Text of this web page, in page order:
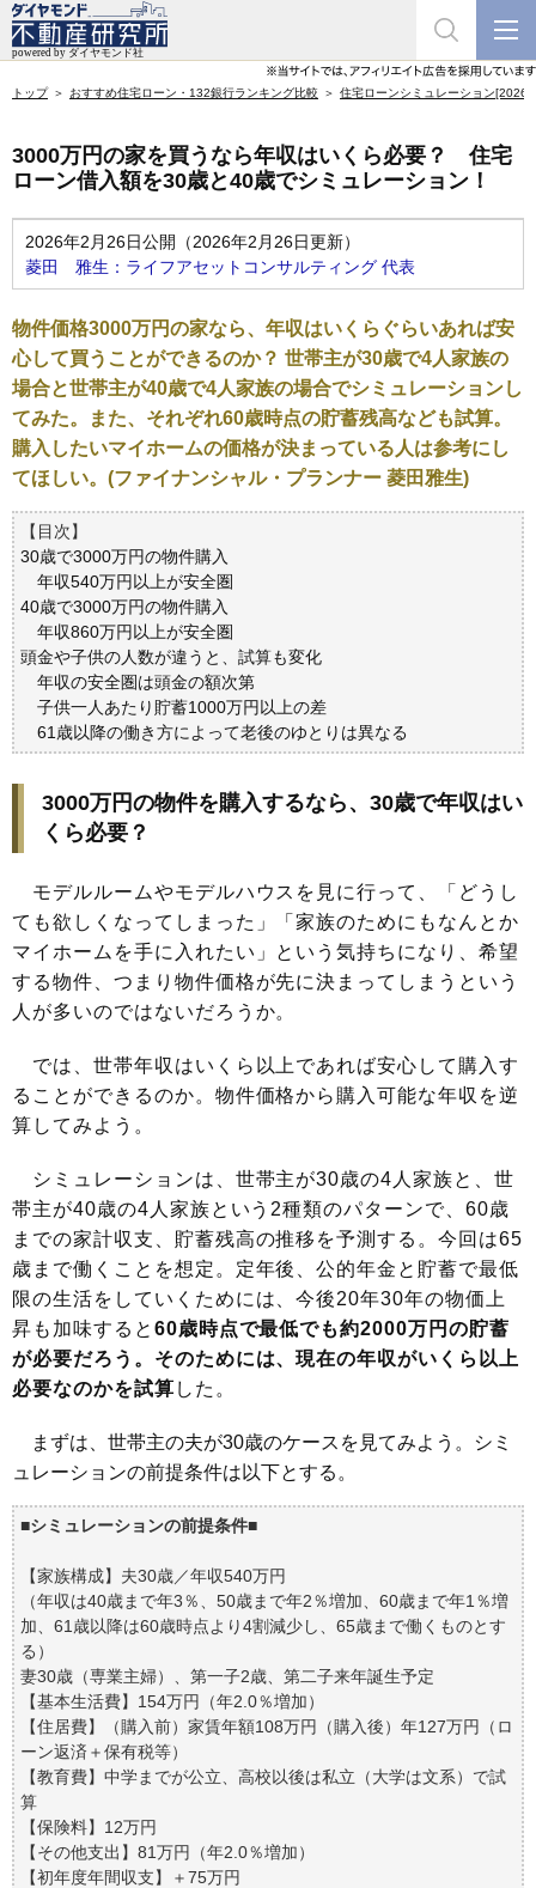
トップ おすすめ住宅ローン・132銀行ランキング比較 住宅ローンシミュレーション[2026
3000万円の家を買うなら年収はいくら必要？ 住宅
ローン借入額を30歳と40歳でシミュレーション！
2026年2月26日公開（2026年2月26日更新）
菱田 雅生：ライフアセットコンサルティング 代表
物件価格3000万円の家なら、年収はいくらぐらいあれば安
心して買うことができるのか？ 世帯主が30歳で4人家族の
場合と世帯主が40歳で4人家族の場合でシミュレーションし
てみた。また、それぞれ60歳時点の貯蓄残高なども試算。
購入したいマイホームの価格が決まっている人は参考にし
てほしい。(ファイナンシャル・プランナー 菱田雅生)
【目次】
30歳で3000万円の物件購入
年収540万円以上が安全圏
40歳で3000万円の物件購入
年収860万円以上が安全圏
頭金や子供の人数が違うと、試算も変化
年収の安全圏は頭金の額次第
子供一人あたり貯蓄1000万円以上の差
61歳以降の働き方によって老後のゆとりは異なる
3000万円の物件を購入するなら、30歳で年収はい
くら必要？
モデルルームやモデルハウスを見に行って、「どうし
ても欲しくなってしまった」「家族のためにもなんとか
マイホームを手に入れたい」という気持ちになり、希望
する物件、つまり物件価格が先に決まってしまうという
人が多いのではないだろうか。
では、世帯年収はいくら以上であれば安心して購入す
ることができるのか。物件価格から購入可能な年収を逆
算してみよう。
シミュレーションは、世帯主が30歳の4人家族と、世
帯主が40歳の4人家族という2種類のパターンで、60歳
までの家計収支、貯蓄残高の推移を予測する。今回は65
歳まで働くことを想定。定年後、公的年金と貯蓄で最低
限の生活をしていくためには、今後20年30年の物価上
昇も加味すると 60歳時点で最低でも約2000万円の貯蓄
が必要だろう。そのためには、現在の年収がいくら以上
必要なのかを試算 した。
まずは、世帯主の夫が30歳のケースを見てみよう。シミ
ュレーションの前提条件は以下とする。
■シミュレーションの前提条件■
【家族構成】夫30歳／年収540万円
（年収は40歳まで年3％、50歳まで年2％増加、60歳まで年1％増
加、61歳以降は60歳時点より4割減少し、65歳まで働くものとす
る）
妻30歳（専業主婦）、第一子2歳、第二子来年誕生予定
【基本生活費】154万円（年2.0％増加）
【住居費】（購入前）家賃年額108万円（購入後）年127万円（ロ
ーン返済＋保有税等）
【教育費】中学までが公立、高校以後は私立（大学は文系）で試
算
【保険料】12万円
【その他支出】81万円（年2.0％増加）
【初年度年間収支】＋75万円